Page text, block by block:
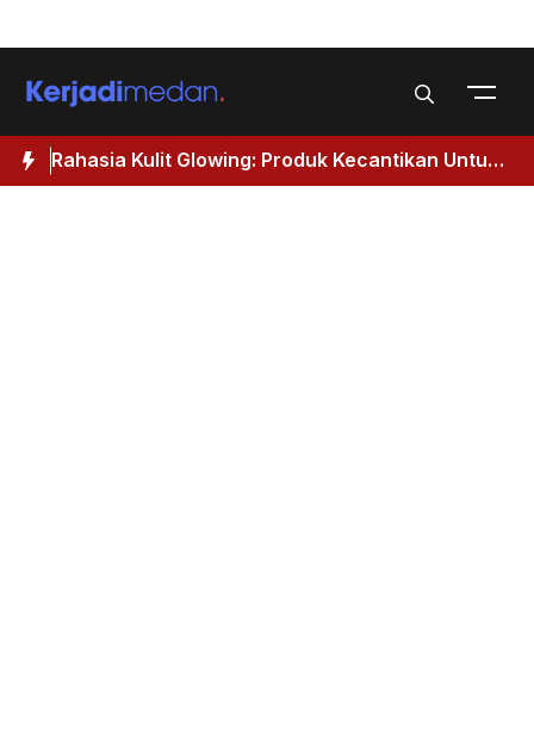
to
Rahasia Kulit Glowing: Produk Kecantikan Untuk
Wanita 40 Tahun Keatas